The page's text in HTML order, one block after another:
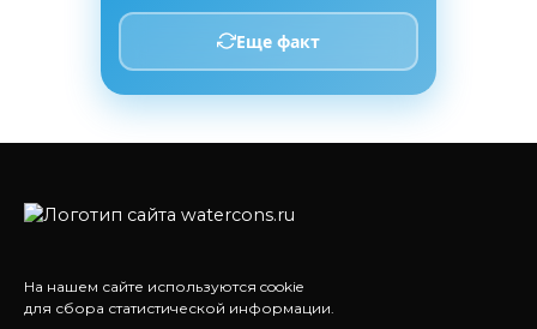
Еще факт
На нашем сайте используются cookie
для сбора статистической информации.